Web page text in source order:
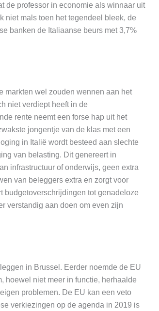
de professor in economie als winnaar uit
niet mals toen het tegendeel bleek, de
banken de Italiaanse beurs met 3,7%
markten wel zouden wennen aan het
niet verdiept heeft in de
rente neemt een forse hap uit het
jongentje van de klas met een
in Italië wordt besteed aan slechte
van belasting. Dit genereert in
infrastructuur of onderwijs, geen extra
van beleggers extra en zorgt voor
budgetoverschrijdingen tot genadeloze
verstandig aan doen om even zijn
in Brussel. Eerder noemde de EU
hoewel niet meer in functie, herhaalde
problemen. De EU kan een veto
verkiezingen op de agenda in 2019 is